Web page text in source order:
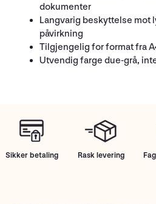
dokumenter
Langvarig beskyttelse
påvirkning
Tilgjengelig for format fra
Utvendig farge due-grå,
Sikker betaling Rask levering